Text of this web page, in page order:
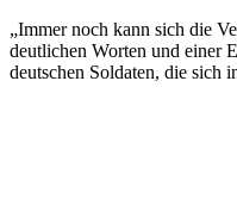
„Immer noch kann sich die
deutlichen Worten und einer
deutschen Soldaten, die sich